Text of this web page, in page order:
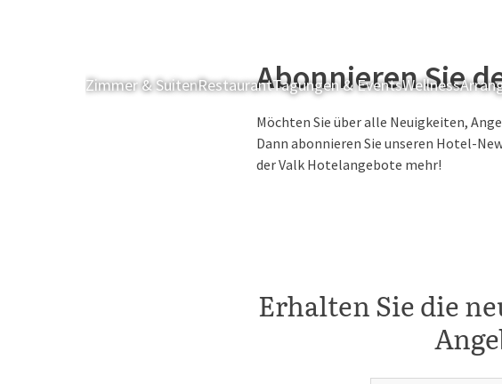
Zimmer & SuitenRestaurantTagungen & EventsWellness
Abonnieren Sie
Möchten Sie über alle Neuigkeiten,
Dann abonnieren Sie unseren Hotel-
der Valk Hotelangebote mehr!
Erhalten Sie die